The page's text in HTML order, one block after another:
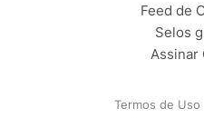
Feed de
Selos
Assinar
Termos de Uso